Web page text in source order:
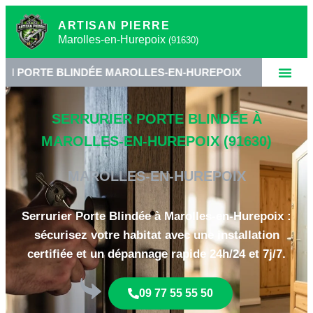
ARTISAN PIERRE
Marolles-en-Hurepoix (91630)
MAROLLES-EN-HUREPOIX •
SERRURIER PORTE BLINDÉE À
MAROLLES-EN-HUREPOIX (91630)
MAROLLES-EN-HUREPOIX
Serrurier Porte Blindée à Marolles-en-Hurepoix :
sécurisez votre habitat avec une installation
certifiée et un dépannage rapide 24h/24 et 7j/7.
09 77 55 55 50